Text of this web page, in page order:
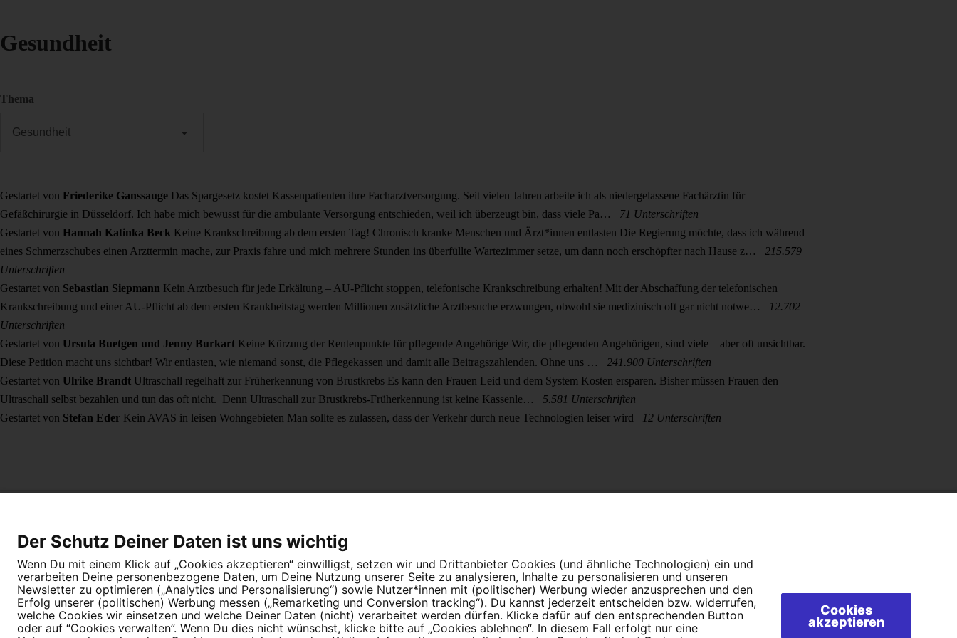
Gesundheit
Thema
Gestartet von Friederike Ganssauge Das Spargesetz kostet Kassenpatienten ihre Facharztversorgung. Seit vielen Jahren arbeite ich als niedergelassene Fachärztin für
Gefäßchirurgie in Düsseldorf. Ich habe mich bewusst für die ambulante Versorgung entschieden, weil ich überzeugt bin, dass viele Pa…
71 Unterschriften
Gestartet von Hannah Katinka Beck Keine Krankschreibung ab dem ersten Tag! Chronisch kranke Menschen und Ärzt*innen entlasten Die Regierung möchte, dass ich während
eines Schmerzschubes einen Arzttermin mache, zur Praxis fahre und mich mehrere Stunden ins überfüllte Wartezimmer setze, um dann noch erschöpfter nach Hause z…
215.579
Unterschriften
Gestartet von Sebastian Siepmann Kein Arztbesuch für jede Erkältung – AU-Pflicht stoppen, telefonische Krankschreibung erhalten! Mit der Abschaffung der telefonischen
Krankschreibung und einer AU-Pflicht ab dem ersten Krankheitstag werden Millionen zusätzliche Arztbesuche erzwungen, obwohl sie medizinisch oft gar nicht notwe…
12.702
Unterschriften
Gestartet von Ursula Buetgen und Jenny Burkart Keine Kürzung der Rentenpunkte für pflegende Angehörige Wir, die pflegenden Angehörigen, sind viele – aber oft unsichtbar.
Diese Petition macht uns sichtbar! Wir entlasten, wie niemand sonst, die Pflegekassen und damit alle Beitragszahlenden. Ohne uns …
241.900 Unterschriften
Gestartet von Ulrike Brandt Ultraschall regelhaft zur Früherkennung von Brustkrebs Es kann den Frauen Leid und dem System Kosten ersparen. Bisher müssen Frauen den
Ultraschall selbst bezahlen und tun das oft nicht. Denn Ultraschall zur Brustkrebs-Früherkennung ist keine Kassenle…
5.581 Unterschriften
Gestartet von Stefan Eder Kein AVAS in leisen Wohngebieten Man sollte es zulassen, dass der Verkehr durch neue Technologien leiser wird 12 Unterschriften
Der Schutz Deiner Daten ist uns wichtig
Wenn Du mit einem Klick auf „Cookies akzeptieren“ einwilligst, setzen wir und Drittanbieter Cookies (und ähnliche Technologien) ein und
verarbeiten Deine personenbezogene Daten, um Deine Nutzung unserer Seite zu analysieren, Inhalte zu personalisieren und unseren
Newsletter zu optimieren („Analytics und Personalisierung“) sowie Nutzer*innen mit (politischer) Werbung wieder anzusprechen und den
Erfolg unserer (politischen) Werbung messen („Remarketing und Conversion tracking“). Du kannst jederzeit entscheiden bzw. widerrufen,
welche Cookies wir einsetzen und welche Deiner Daten (nicht) verarbeitet werden dürfen. Klicke dafür auf den entsprechenden Button
oder auf “Cookies verwalten”. Wenn Du dies nicht wünschst, klicke bitte auf „Cookies ablehnen“. In diesem Fall erfolgt nur eine
Cookies
akzeptieren